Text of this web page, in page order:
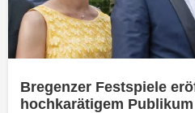
Bregenzer Festspiele
hochkarätigem Publikum